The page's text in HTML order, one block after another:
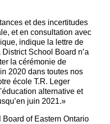
et des incertitudes
et en consultation avec
indique la lettre de
District School Board n’a
la cérémonie de
2020 dans toutes nos
école T.R. Leger
alternative et
juin 2021.»
of Eastern Ontario